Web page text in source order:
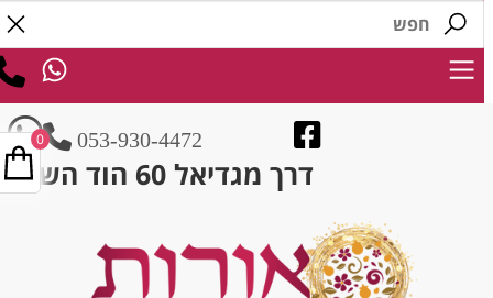
053-930-4472
דרך מגדיאל 60 הוד השרון
0